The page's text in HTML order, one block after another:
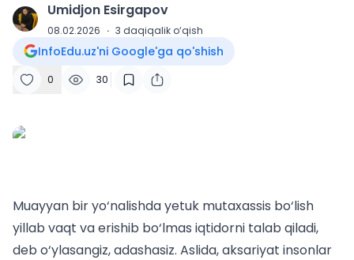
U Umidjon Esirgapov
08.02.2026 · 3 daqiqalik o‘qish
InfoEdu.uz'ni Google'ga qo'shish
0 30
Muayyan bir yo‘nalishda yetuk mutaxassis bo‘lish
yillab vaqt va erishib bo‘lmas iqtidorni talab qiladi,
deb o‘ylasangiz, adashasiz. Aslida, aksariyat insonlar